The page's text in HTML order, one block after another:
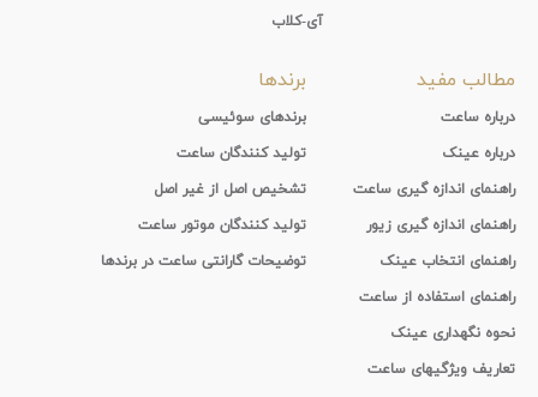
آی-کلاب
مطالب مفید
درباره ساعت
درباره عینک
راهنمای اندازه گیری ساعت
راهنمای اندازه گیری زیور
راهنمای انتخاب عینک
راهنمای استفاده از ساعت
نحوه نگهداری عینک
تعاریف ویژگیهای ساعت
برندها
برندهای سوئیسی
تولید کنندگان ساعت
تشخیص اصل از غیر اصل
تولید کنندگان موتور ساعت
توضیحات گارانتی ساعت در برندها